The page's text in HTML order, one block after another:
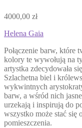
4000,00 zł
Helena Gaia
Połączenie barw, które
kolory te wywołują na
artystka zdecydowała
Szlachetna biel i
wykwintnych
barw, a wśród nich
urzekają i inspirują do
wszystko może stać się
pomieszczenia.